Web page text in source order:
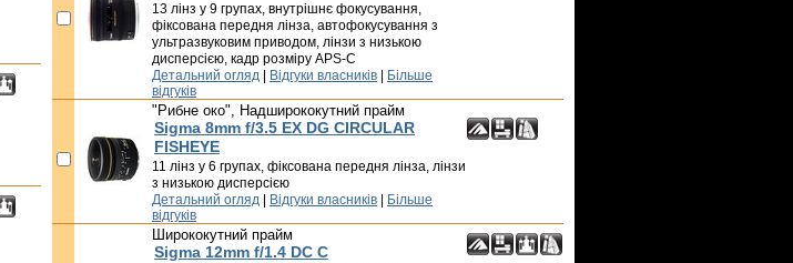
13 лінз у 9 групах, внутрішнє фокусування,
фіксована передня лінза, автофокусування з
ультразвуковим приводом, лінзи з низькою
дисперсією, кадр розміру APS-C
Детальний огляд Відгуки власників
Більше
відгуків
"Рибне око", Надширококутний прайм
Sigma 8mm f/3.5 EX DG CIRCULAR
FISHEYE
11 лінз у 6 групах, фіксована передня лінза, лінзи
з низькою дисперсією
Детальний огляд Відгуки власників
Більше
відгуків
Ширококутний прайм
Sigma 12mm f/1.4 DC C